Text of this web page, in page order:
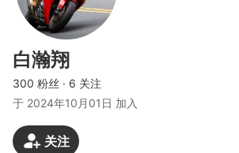
白瀚翔
300 粉丝 · 6 关注
于 2024年10月01日 加入
关注